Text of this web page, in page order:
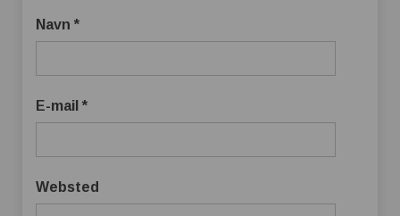
Navn *
E-mail *
Websted